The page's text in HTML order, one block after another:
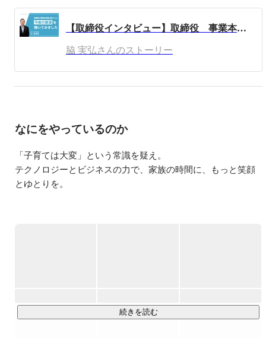
【取締役インタビュー】取締役 事業本部長の脇さんに聞いた、BABYJOBの魅力と今後。
脇 実弘さんのストーリー
なにをやっているのか
「子育ては大変」という常識を疑え。
テクノロジーとビジネスの力で、家族の時間に、もっと笑顔
とゆとりを。
続きを読む